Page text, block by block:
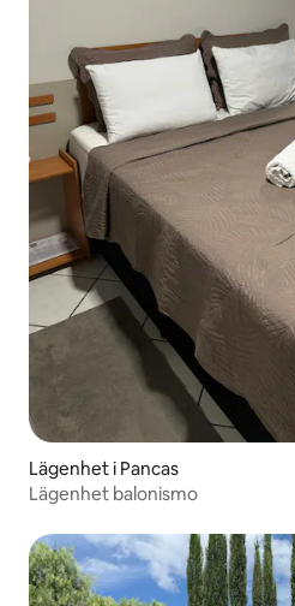
Lägenhet i Pancas
Lägenhet balonismo